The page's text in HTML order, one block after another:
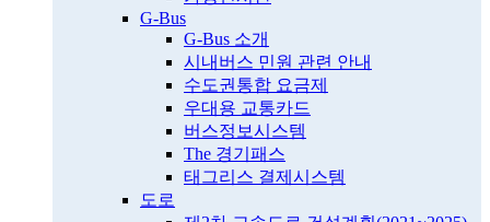
G-Bus
G-Bus 소개
시내버스 민원 관련 안내
수도권통합 요금제
우대용 교통카드
버스정보시스템
The 경기패스
태그리스 결제시스템
도로